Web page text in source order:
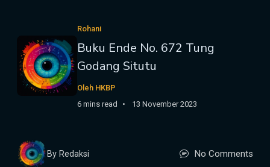
Rohani
Buku Ende No. 672 Tung
Godang Situtu
Oleh HKBP
6 mins read
13 November 2023
By Redaksi No Comments